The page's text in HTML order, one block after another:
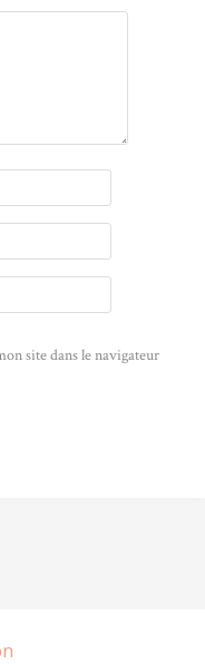
site dans le navigateur